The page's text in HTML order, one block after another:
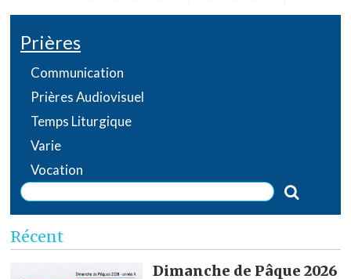
Prières
Communication
Prières Audiovisuel
Temps Liturgique
Varie
Vocation
Récent
Dimanche de Pâque 2026